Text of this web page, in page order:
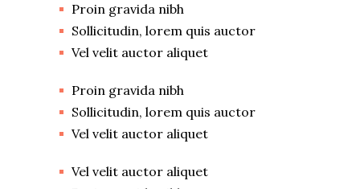
Proin gravida nibh
Sollicitudin, lorem quis auctor
Vel velit auctor aliquet
Proin gravida nibh
Sollicitudin, lorem quis auctor
Vel velit auctor aliquet
Vel velit auctor aliquet